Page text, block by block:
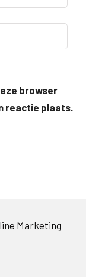
browser
reactie plaats.
Marketing